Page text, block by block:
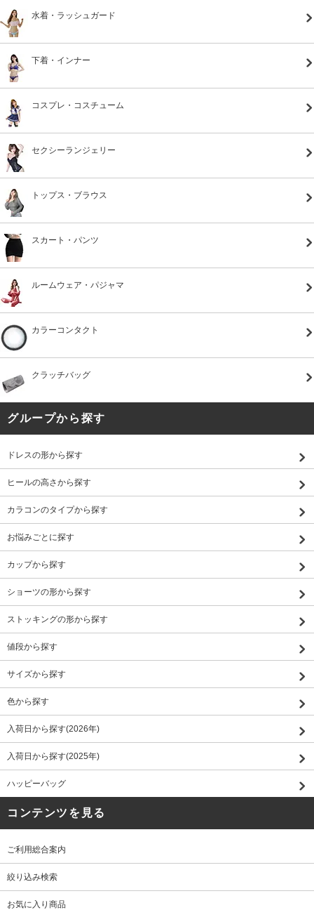
水着・ラッシュガード
下着・インナー
コスプレ・コスチューム
セクシーランジェリー
トップス・ブラウス
スカート・パンツ
ルームウェア・パジャマ
カラーコンタクト
クラッチバッグ
グループから探す
ドレスの形から探す
ヒールの高さから探す
カラコンのタイプから探す
お悩みごとに探す
カップから探す
ショーツの形から探す
ストッキングの形から探す
値段から探す
サイズから探す
色から探す
入荷日から探す(2026年)
入荷日から探す(2025年)
ハッピーバッグ
コンテンツを見る
ご利用総合案内
絞り込み検索
お気に入り商品